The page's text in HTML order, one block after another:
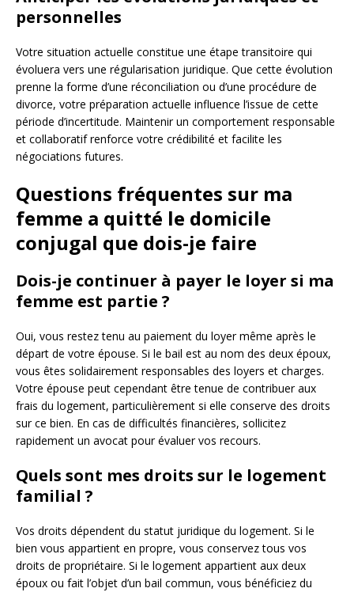
personnelles
Votre situation actuelle constitue une étape transitoire qui
évoluera vers une régularisation juridique. Que cette évolution
prenne la forme d’une réconciliation ou d’une procédure de
divorce, votre préparation actuelle influence l’issue de cette
période d’incertitude. Maintenir un comportement responsable
et collaboratif renforce votre crédibilité et facilite les
négociations futures.
Questions fréquentes sur ma
femme a quitté le domicile
conjugal que dois-je faire
Dois-je continuer à payer le loyer si ma
femme est partie ?
Oui, vous restez tenu au paiement du loyer même après le
départ de votre épouse. Si le bail est au nom des deux époux,
vous êtes solidairement responsables des loyers et charges.
Votre épouse peut cependant être tenue de contribuer aux
frais du logement, particulièrement si elle conserve des droits
sur ce bien. En cas de difficultés financières, sollicitez
rapidement un avocat pour évaluer vos recours.
Quels sont mes droits sur le logement
familial ?
Vos droits dépendent du statut juridique du logement. Si le
bien vous appartient en propre, vous conservez tous vos
droits de propriétaire. Si le logement appartient aux deux
époux ou fait l’objet d’un bail commun, vous bénéficiez du